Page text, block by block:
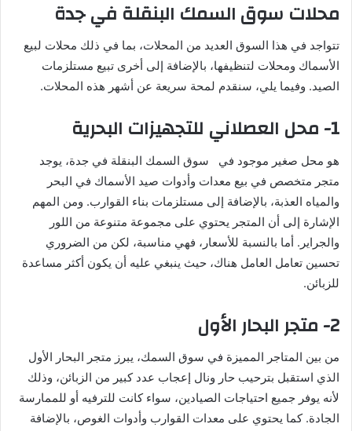
محلات سوق السمك البنقلة في جدة
تتواجد في هذا السوق العديد من المحلات، بما في ذلك محلات لبيع
الأسماك ومحلات لتنظيفها، بالإضافة إلى أخرى تبيع مستلزمات
الصيد. وفيما يلي، سنقدم لمحة سريعة عن أشهر هذه المحلات.
1- محل العصلاني للتجهيزات البحرية
هو محل صغير موجود في سوق السمك البنقلة في جدة، يوجد
متجر متخصص في بيع معدات وأدوات صيد الأسماك في البحر
والمياه العذبة، بالإضافة إلى مستلزمات بناء القوارب. ومن المهم
الإشارة إلى أن المتجر يحتوي على مجموعة متنوعة من اللور
والجراير. أما بالنسبة للأسعار، فهي مناسبة، لكن من الضروري
تحسين تعامل العامل هناك، حيث ينبغي عليه أن يكون أكثر مساعدة
للزبائن.
2- متجر البحار الأول
من بين المتاجر المميزة في سوق السمك، يبرز متجر البحار الأول
الذي استقبل بترحيب حار ونال إعجاب عدد كبير من الزبائن، وذلك
لأنه يوفر جميع احتياجات الصيادين، سواء كانت للترفيه أو للممارسة
الجادة. كما يحتوي على معدات القوارب وأدوات الغوص، بالإضافة